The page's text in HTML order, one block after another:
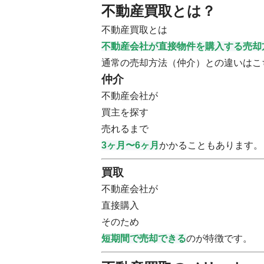
不動産買取とは？
不動産買取とは
不動産会社が直接物件を購入する売却
通常の売却方法（仲介）との違いはこ
仲介
不動産会社が
買主を探す
売れるまで
3ヶ月〜6ヶ月 かかることもあります。
買取
不動産会社が
直接購入
そのため
短期間で売却できるのが特徴です。